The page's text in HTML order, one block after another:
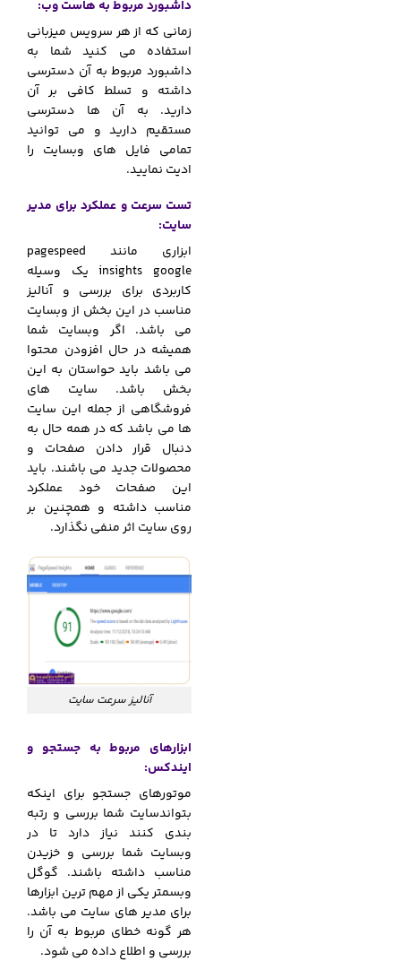
داشبورد مربوط به هاست وب:
زمانی که از هر سرویس میزبانی
استفاده می کنید شما به
داشبورد مربوط به آن دسترسی
داشته و تسلط کافی بر آن
دارید. به آن ها دسترسی
مستقیم دارید و می توانید
تمامی فایل های وبسایت را
ادیت نمایید.
تست سرعت و عملکرد برای مدیر
سایت:
ابزاری مانند pagespeed
insights google یک وسیله
کاربردی برای بررسی و آنالیز
مناسب در این بخش از وبسایت
می باشد. اگر وبسایت شما
همیشه در حال افزودن محتوا
می باشد باید حواستان به این
بخش باشد. سایت های
فروشگاهی از جمله این سایت
ها می باشد که در همه حال به
دنبال قرار دادن صفحات و
محصولات جدید می باشند. باید
این صفحات خود عملکرد
مناسب داشته و همچنین بر
روی سایت اثر منفی نگذارد.
آنالیز سرعت سایت
ابزارهای مربوط به جستجو و
ایندکس:
موتورهای جستجو برای اینکه
بتواندسایت شما بررسی و رتبه
بندی کنند نیاز دارد تا در
وبسایت شما بررسی و خزیدن
مناسب داشته باشند. گوگل
وبسمتر یکی از مهم ترین ابزارها
برای مدیر های سایت می باشد.
هر گونه خطای مربوط به آن را
بررسی و اطلاع داده می شود.